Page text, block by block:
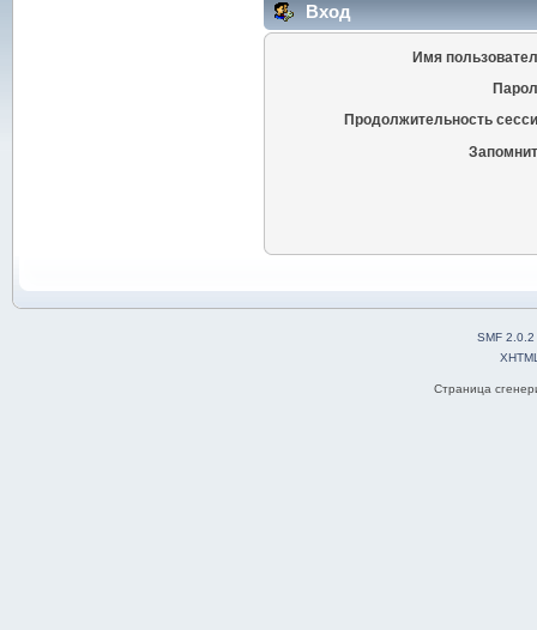
Вход
Имя
Продолжительность
SMF 2.0.2
Страница